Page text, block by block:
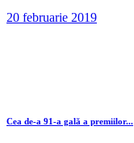
20 februarie 2019
Cea de-a 91-a gală a premiilor...